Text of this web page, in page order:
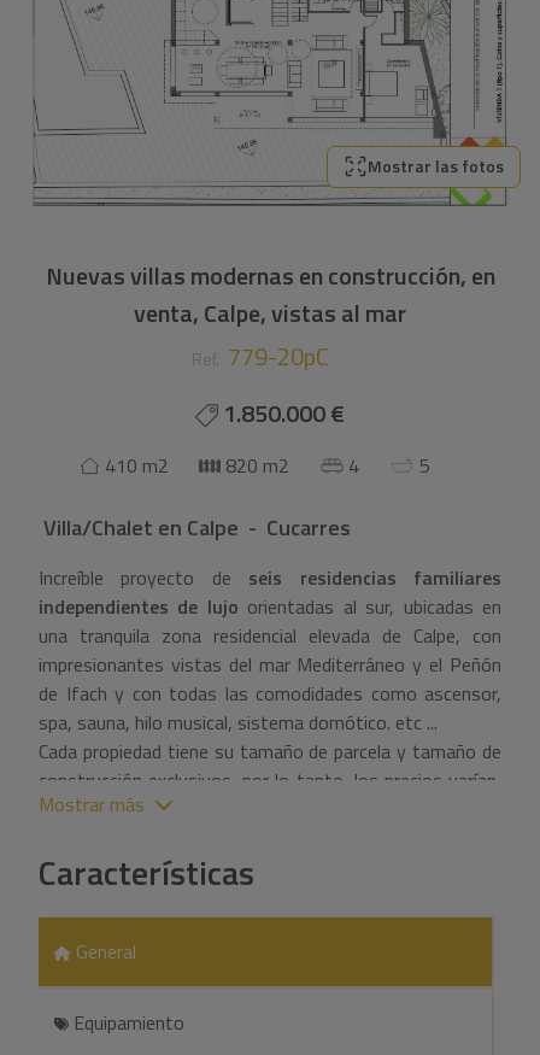
Mostrar las fotos
Nuevas villas modernas en construcción, en
venta, Calpe, vistas al mar
Ref. 779-20pC
1.850.000 €
410 m2 820 m2 4 5
Villa/Chalet en Calpe - Cucarres
Increíble proyecto de seis residencias familiares
independientes de lujo orientadas al sur, ubicadas en
una tranquila zona residencial elevada de Calpe, con
impresionantes vistas del mar Mediterráneo y el Peñón
de Ifach y con todas las comodidades como ascensor,
spa, sauna, hilo musical, sistema domótico. etc ...
Cada propiedad tiene su tamaño de parcela y tamaño de
construcción exclusivos, por lo tanto, los precios varían,
aunque las seis propiedades tienen 4 dormitorios y 5
que llega a todos los niveles de la residencia, con la
Nivel de calle:
comedor y cocina abierta con isla. Enormes puertas
Mostrar más
Características
General
Equipamiento